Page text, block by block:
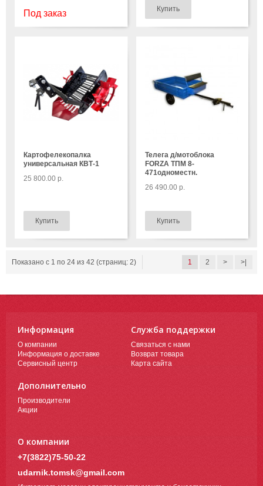
Под заказ
Картофелекопалка
универсальная КВТ-1
25 800.00 р.
Телега д/мотоблока
FORZA ТПМ 8-
471одноместн.
26 490.00 р.
1 2 > >|
Показано с 1 по 24 из 42 (страниц: 2)
Информация
О компании
Информация о доставке
Сервисный центр
Служба поддержки
Связаться с нами
Возврат товара
Карта сайта
Дополнительно
Производители
Акции
О компании
+7(3822)75-50-22
udarnik.tomsk@gmail.com